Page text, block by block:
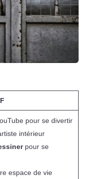
pour se divertir
intérieur
pour se
espace de vie